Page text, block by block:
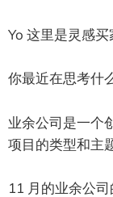
Yo 这里是灵感
你最近在思考什
业余公司是一个
项目的类型和主
11 月的业余公